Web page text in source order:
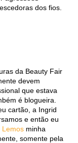
dos fios.
da Beauty Fair
devem
que estava
é blogueira.
cartão, a Ingrid
e então eu
Lemos minha
somente pela